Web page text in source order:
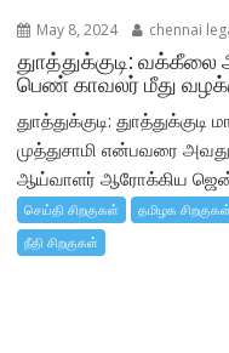
May 8, 2024 chennai
துாத்துக்குடி:
பெண் காவலர் மீது
துாத்துக்குடி:
முத்துசாமி என்பவரை
ஆய்வாளர் ஆரோக்கிய
செய்தி சிறகுகள் தமிழக சிறகுகள்
நீதி சிறகுகள்